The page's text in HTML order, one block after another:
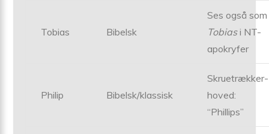
Tobias Bibelsk
Ses også som
Tobiasi NT-
apokryfer
Philip Bibelsk/klassisk
Skruetrækker-
hoved:
“Phillips”